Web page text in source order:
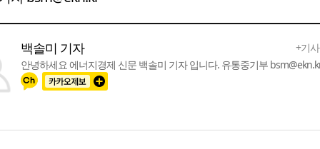
백솔미 기자
+기
안녕하세요 에너지경제 신문 백솔미 기자 입니다. 유통중기부